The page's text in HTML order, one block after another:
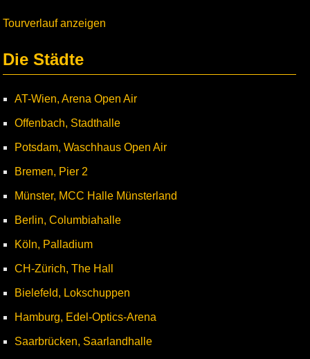
Tourverlauf anzeigen
Die Städte
AT-Wien, Arena Open Air
Offenbach, Stadthalle
Potsdam, Waschhaus Open Air
Bremen, Pier 2
Münster, MCC Halle Münsterland
Berlin, Columbiahalle
Köln, Palladium
CH-Zürich, The Hall
Bielefeld, Lokschuppen
Hamburg, Edel-Optics-Arena
Saarbrücken, Saarlandhalle